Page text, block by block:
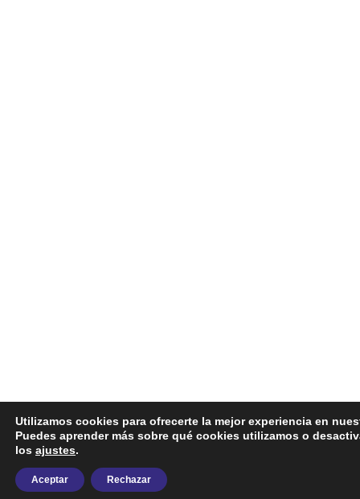
Utilizamos cookies para ofrecerte la mejor experiencia en
Puedes aprender más sobre qué cookies utilizamos o
los ajustes.
Aceptar Rechazar